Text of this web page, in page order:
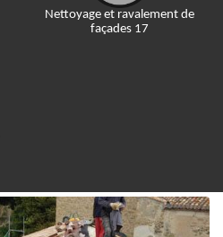
Nettoyage et ravalement de
façades 17